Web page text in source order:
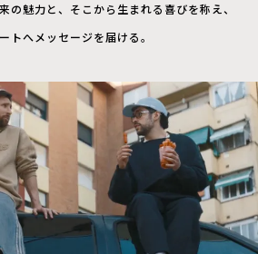
の魅力と、そこから生まれる喜びを称え、
トへメッセージを届ける。